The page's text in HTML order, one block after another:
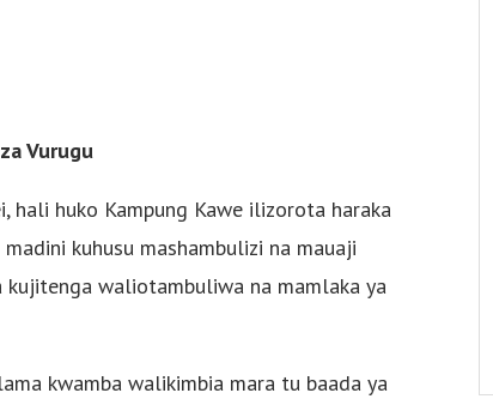
Vurugu
huko Kampung Kawe ilizorota haraka
kuhusu mashambulizi na mauaji
waliotambuliwa na mamlaka ya
kwamba walikimbia mara tu baada ya